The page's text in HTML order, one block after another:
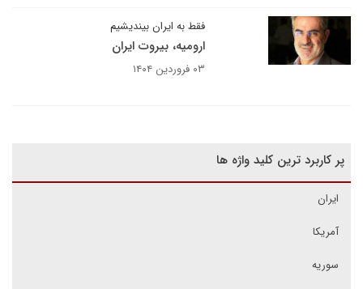
فقط به ایران بیندیشیم
ارومیه، بیروت ایران
۰۳ فروردین ۱۴۰۴
پر کاربرد ترین کلید واژه ها
ایران
آمریکا
سوریه